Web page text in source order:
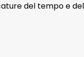
del tempo e